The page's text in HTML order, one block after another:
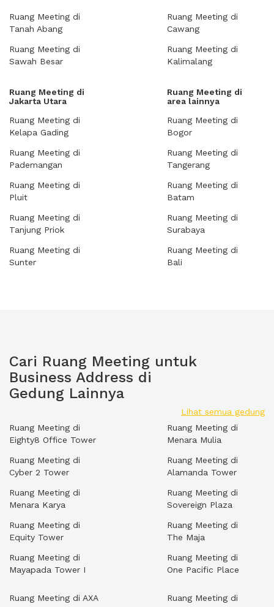
Ruang Meeting di
Tanah Abang
Ruang Meeting di
Sawah Besar
Ruang Meeting di
Cawang
Ruang Meeting di
Kalimalang
Ruang Meeting di
Jakarta Utara
Ruang Meeting di
Kelapa Gading
Ruang Meeting di
Pademangan
Ruang Meeting di
Pluit
Ruang Meeting di
Tanjung Priok
Ruang Meeting di
Sunter
Ruang Meeting di
area lainnya
Ruang Meeting di
Bogor
Ruang Meeting di
Tangerang
Ruang Meeting di
Batam
Ruang Meeting di
Surabaya
Ruang Meeting di
Bali
Cari Ruang Meeting untuk
Business Address di
Gedung Lainnya
Lihat semua gedung
Ruang Meeting di
Eighty8 Office Tower
Ruang Meeting di
Cyber 2 Tower
Ruang Meeting di
Menara Karya
Ruang Meeting di
Equity Tower
Ruang Meeting di
Mayapada Tower I
Ruang Meeting di
Menara Mulia
Ruang Meeting di
Alamanda Tower
Ruang Meeting di
Sovereign Plaza
Ruang Meeting di
The Maja
Ruang Meeting di
One Pacific Place
Ruang Meeting di AXA
Ruang Meeting di